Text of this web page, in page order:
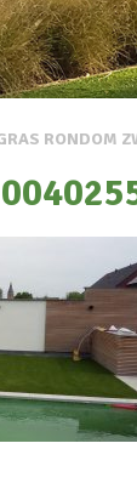
RONDOM